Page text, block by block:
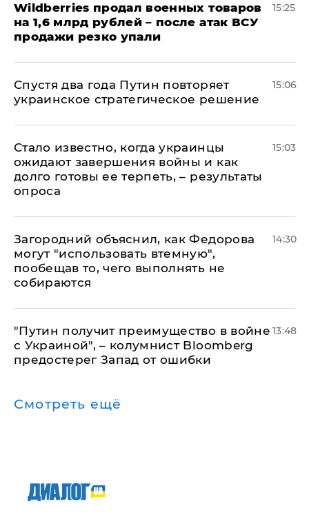
​Wildberries продал военных товаров
на 1,6 млрд рублей – после атак ВСУ
продажи резко упали
15:25
Спустя два года Путин повторяет
украинское стратегическое решение
15:06
Стало известно, когда украинцы
ожидают завершения войны и как
долго готовы ее терпеть, – результаты
опроса
15:03
Загородний объяснил, как Федорова
могут "использовать втемную",
пообещав то, чего выполнять не
собираются
14:30
"Путин получит преимущество в войне
с Украиной", – колумнист Bloomberg
предостерег Запад от ошибки
13:48
Смотреть ещё